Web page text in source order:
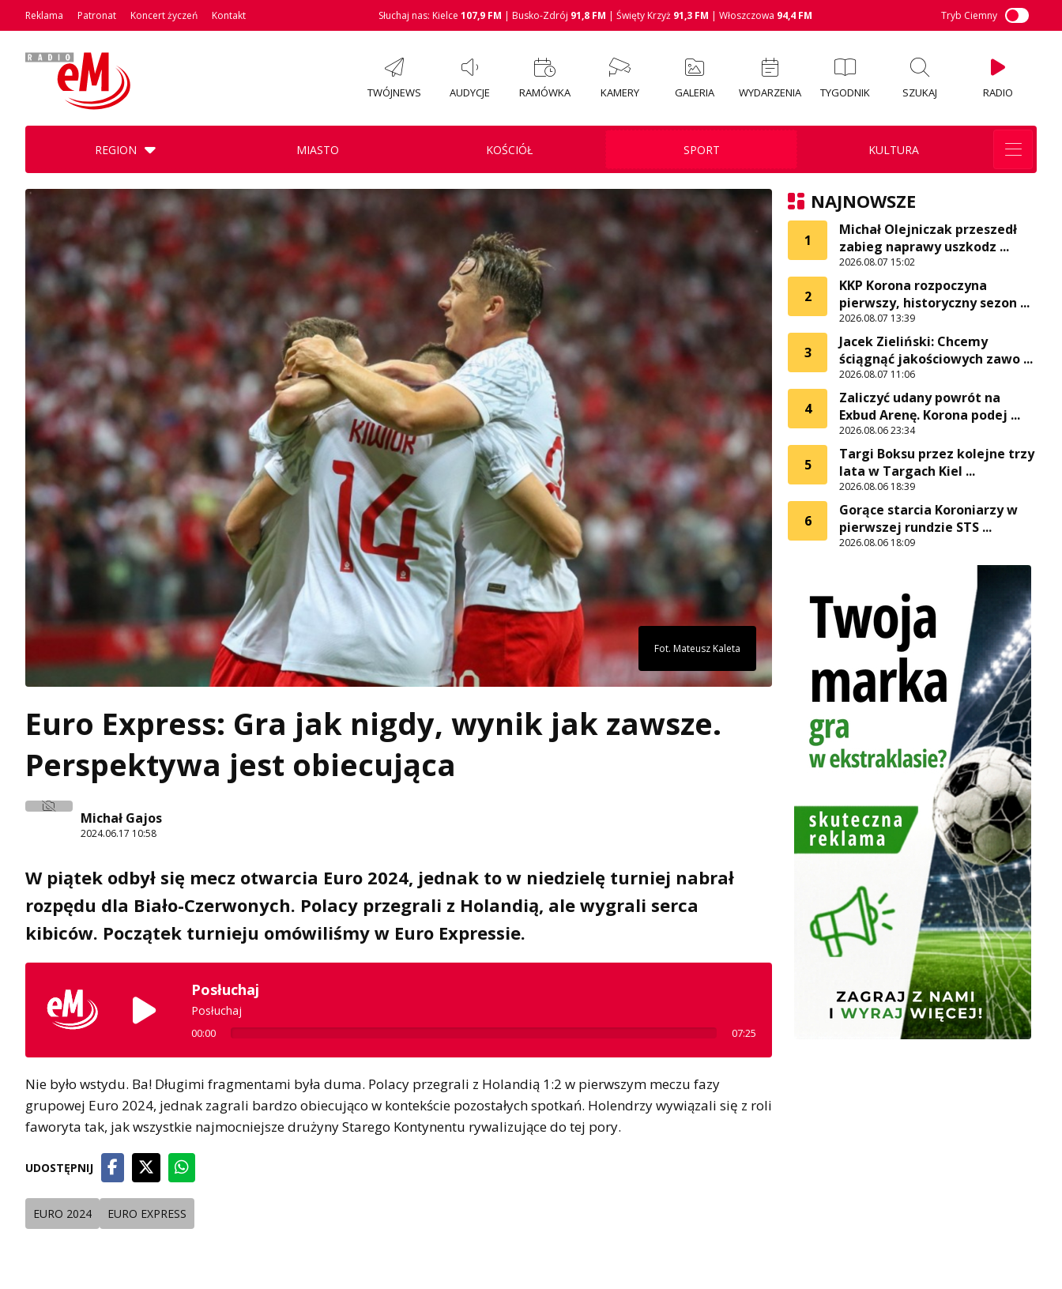
Reklama Patronat Koncert życzeń Kontakt Słuchaj nas: Kielce 107,9 FM | Busko-Zdrój 91,8 FM | Święty Krzyż 91,3 FM | Włoszczowa 94,4 FM Tryb Ciemny
TWÓJNEWS AUDYCJE RAMÓWKA KAMERY GALERIA WYDARZENIA TYGODNIK SZUKAJ RADIO
REGION MIASTO KOŚCIÓŁ SPORT KULTURA
Fot. Mateusz Kaleta
Euro Express: Gra jak nigdy, wynik jak zawsze.
Perspektywa jest obiecująca
Michał Gajos
2024.06.17 10:58
W piątek odbył się mecz otwarcia Euro 2024, jednak to w niedzielę turniej nabrał
rozpędu dla Biało-Czerwonych. Polacy przegrali z Holandią, ale wygrali serca
kibiców. Początek turnieju omówiliśmy w Euro Expressie.
Posłuchaj
Posłuchaj
00:00 07:25
Nie było wstydu. Ba! Długimi fragmentami była duma. Polacy przegrali z Holandią 1:2 w pierwszym meczu fazy
grupowej Euro 2024, jednak zagrali bardzo obiecująco w kontekście pozostałych spotkań. Holendrzy wywiązali się z roli
faworyta tak, jak wszystkie najmocniejsze drużyny Starego Kontynentu rywalizujące do tej pory.
UDOSTĘPNIJ
EURO 2024 EURO EXPRESS
NAJNOWSZE
1
Michał Olejniczak przeszedł
zabieg naprawy uszkodz ...
2026.08.07 15:02
2
KKP Korona rozpoczyna
pierwszy, historyczny sezon ...
2026.08.07 13:39
3
Jacek Zieliński: Chcemy
ściągnąć jakościowych zawo ...
2026.08.07 11:06
4
Zaliczyć udany powrót na
Exbud Arenę. Korona podej ...
2026.08.06 23:34
5
Targi Boksu przez kolejne trzy
lata w Targach Kiel ...
2026.08.06 18:39
6
Gorące starcia Koroniarzy w
pierwszej rundzie STS ...
2026.08.06 18:09